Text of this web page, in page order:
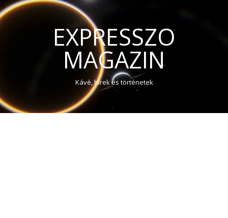
EXPRESSZO
MAGAZIN
Kávé, hírek és történetek